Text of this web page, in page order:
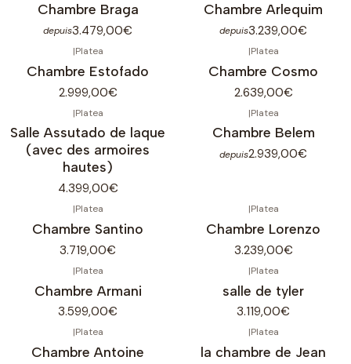
Chambre Braga
depuis3.479,00€
Chambre Arlequim
depuis3.239,00€
|Platea
Chambre Estofado
2.999,00€
|Platea
Chambre Cosmo
2.639,00€
|Platea
Salle Assutado de laque
(avec des armoires
hautes)
4.399,00€
|Platea
Chambre Belem
depuis2.939,00€
|Platea
Chambre Santino
3.719,00€
|Platea
Chambre Lorenzo
3.239,00€
|Platea
Chambre Armani
3.599,00€
|Platea
salle de tyler
3.119,00€
|Platea
Chambre Antoine
|Platea
la chambre de Jean